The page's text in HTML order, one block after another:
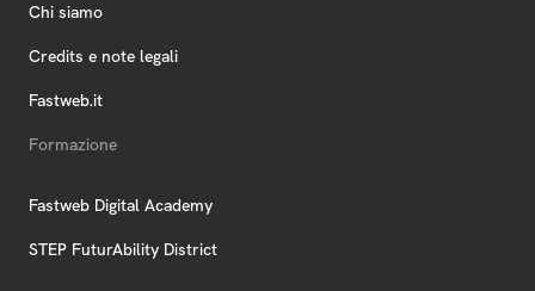
Chi siamo
Credits e note legali
Fastweb.it
Formazione
Fastweb Digital Academy
STEP FuturAbility District